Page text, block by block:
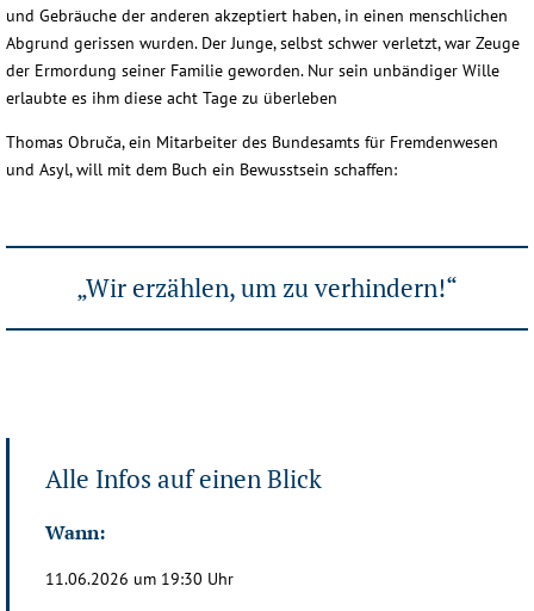
und Gebräuche der anderen akzeptiert haben, in einen menschlichen
Abgrund gerissen wurden. Der Junge, selbst schwer verletzt, war Zeuge
der Ermordung seiner Familie geworden. Nur sein unbändiger Wille
erlaubte es ihm diese acht Tage zu überleben
Thomas Obruča, ein Mitarbeiter des Bundesamts für Fremdenwesen
und Asyl, will mit dem Buch ein Bewusstsein schaffen:
„Wir erzählen, um zu verhindern!“
Alle Infos auf einen Blick
Wann:
11.06.2026 um 19:30 Uhr